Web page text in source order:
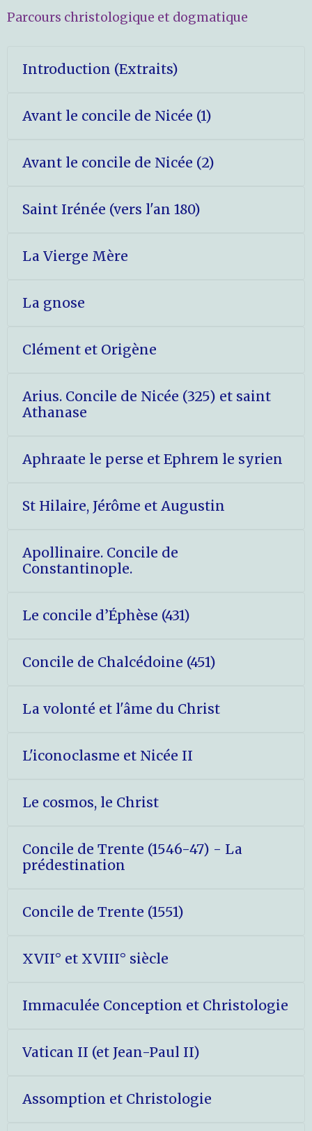
Parcours christologique et dogmatique
Introduction (Extraits)
Avant le concile de Nicée (1)
Avant le concile de Nicée (2)
Saint Irénée (vers l'an 180)
La Vierge Mère
La gnose
Clément et Origène
Arius. Concile de Nicée (325) et saint
Athanase
Aphraate le perse et Ephrem le syrien
St Hilaire, Jérôme et Augustin
Apollinaire. Concile de
Constantinople.
Le concile d’Éphèse (431)
Concile de Chalcédoine (451)
La volonté et l'âme du Christ
L'iconoclasme et Nicée II
Le cosmos, le Christ
Concile de Trente (1546-47) - La
prédestination
Concile de Trente (1551)
XVII° et XVIII° siècle
Immaculée Conception et Christologie
Vatican II (et Jean-Paul II)
Assomption et Christologie